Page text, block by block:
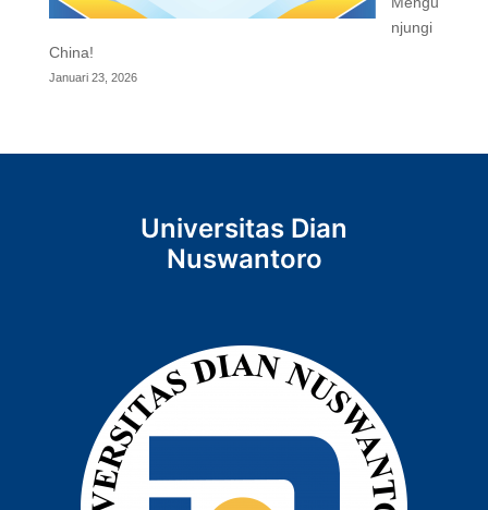
njungi
China!
Januari 23, 2026
Universitas Dian
Nuswantoro